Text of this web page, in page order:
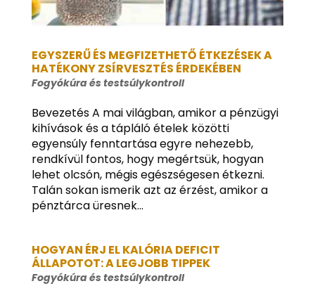
EGYSZERŰ ÉS MEGFIZETHETŐ ÉTKEZÉSEK A
HATÉKONY ZSÍRVESZTÉS ÉRDEKÉBEN
Fogyókúra és testsúlykontroll
Bevezetés A mai világban, amikor a pénzügyi
kihívások és a tápláló ételek közötti
egyensúly fenntartása egyre nehezebb,
rendkívül fontos, hogy megértsük, hogyan
lehet olcsón, mégis egészségesen étkezni.
Talán sokan ismerik azt az érzést, amikor a
pénztárca üresnek...
HOGYAN ÉRJ EL KALÓRIA DEFICIT
ÁLLAPOTOT: A LEGJOBB TIPPEK
Fogyókúra és testsúlykontroll